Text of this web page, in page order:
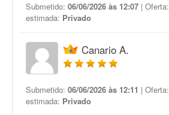
Submetido: 06/06/2026 às 12:07 | Oferta:
estimada: Privado
Canario A.
Submetido: 06/06/2026 às 12:11 | Oferta:
estimada: Privado